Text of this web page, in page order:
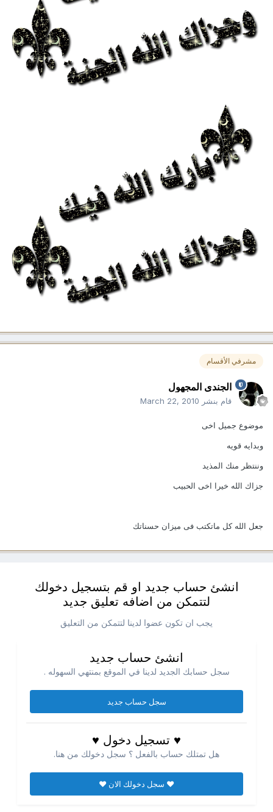
مشرفي الأقسام
الجندى المجهول
قام بنشر March 22, 2010
موضوع جميل اخى
وبدايه قويه
وننتظر منك المذيد
جزاك الله خيرا اخى الحبيب
جعل الله كل ماتكتب فى ميزان حسناتك
انشئ حساب جديد او قم بتسجيل دخولك
لتتمكن من اضافه تعليق جديد
يجب ان تكون عضوا لدينا لتتمكن من التعليق
انشئ حساب جديد
سجل حسابك الجديد لدينا في الموقع بمنتهي السهوله .
سجل حساب جديد
♥ تسجيل دخول ♥
هل تمتلك حساب بالفعل ؟ سجل دخولك من هنا.
♥ سجل دخولك الان ♥